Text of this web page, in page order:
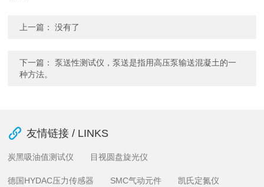
上一篇： 没有了
下一篇：泵送性测试仪，泵送是指用高压泵输送混凝土的一
种方法。
友情链接 / LINKS
炭黑吸油值测试仪 目视圆盘旋光仪
德国HYDAC压力传感器 SMC气动元件 凯氏定氮仪